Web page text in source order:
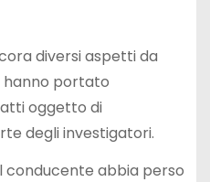
diversi aspetti da
hanno portato
oggetto di
degli investigatori.
conducente abbia perso